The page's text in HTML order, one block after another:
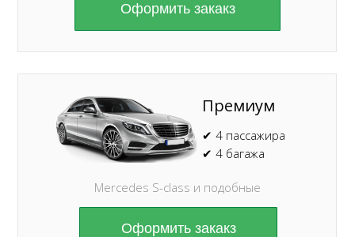
Премиум
Mercedes S-class и подобные
✔ 4 пассажира
✔ 4 багажа
Оформить закакз
Оформить закакз